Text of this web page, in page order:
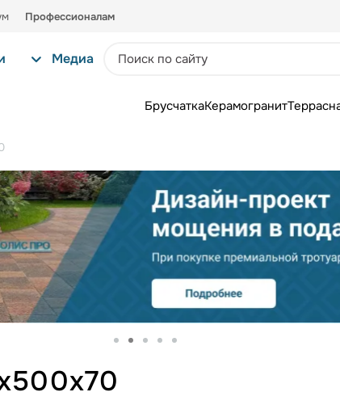
Профессионалам
Медиа
БрусчаткаКерамогранит